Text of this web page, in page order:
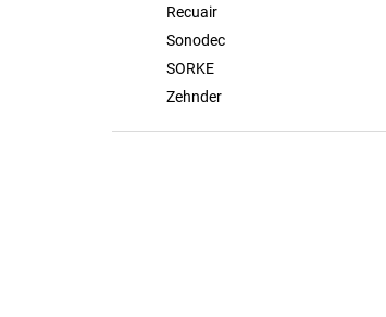
Recuair
Sonodec
SORKE
Zehnder